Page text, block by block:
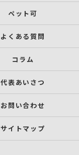
ペット可
よくある質問
コラム
代表あいさつ
お問い合わせ
サイトマップ